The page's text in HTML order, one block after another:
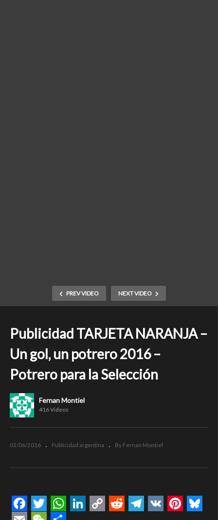
PREV VIDEO NEXT VIDEO
Publicidad TARJETA NARANJA –
Un gol, un potrero 2016 –
Potrero para la Selección
Fernan Montiel
416 Videos
02/06/2016 Publicidad argentina By Fernan Montiel